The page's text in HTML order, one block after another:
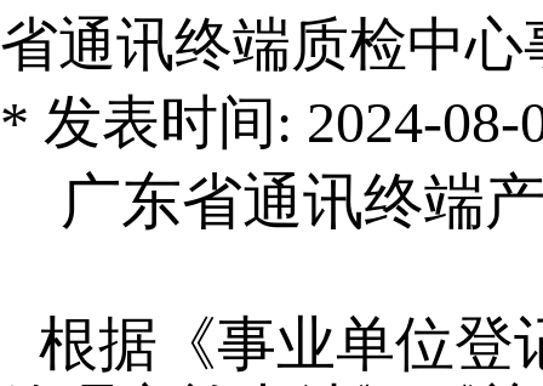
省通讯终端质检中
* 发表时间: 2024-08-
广东省通讯终端
根据《事业单位登